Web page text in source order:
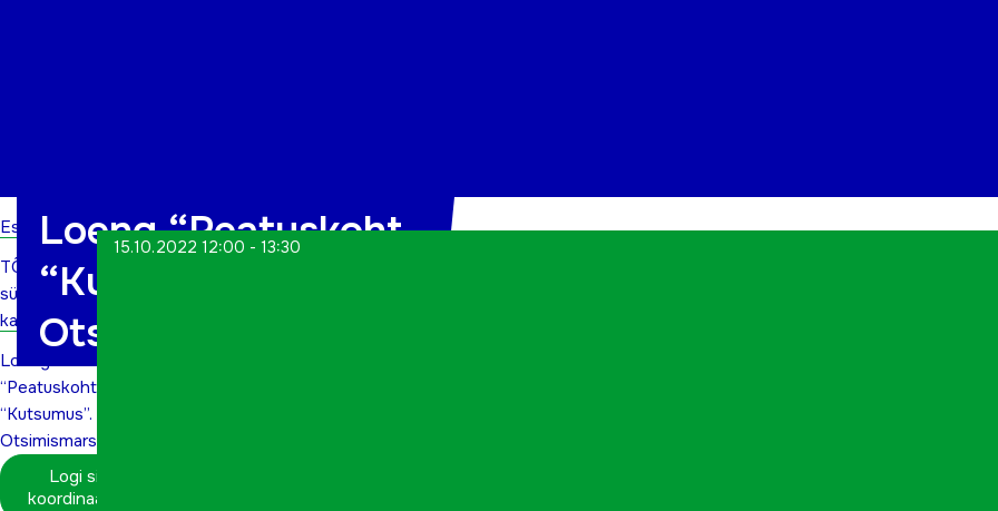
Esileht
TÕN
sündmuste
kalender
Loeng
“Peatuskoht
“Kutsumus”.
Otsimismarsruudid”
Logi sisse
koordinaatorina
Loeng “Peatuskoht
“Kutsumus”.
Otsimismarsruudid”
15.10.2022 12:00 - 13:30